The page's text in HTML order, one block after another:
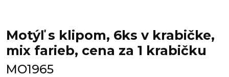
Motýľ s klipom, 6ks v krabičke,
mix farieb, cena za 1 krabičku
MO1965